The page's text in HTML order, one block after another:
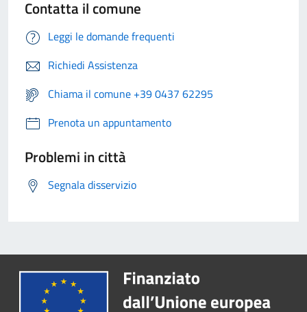
Contatta il comune
Leggi le domande frequenti
Richiedi Assistenza
Chiama il comune +39 0437 62295
Prenota un appuntamento
Problemi in città
Segnala disservizio